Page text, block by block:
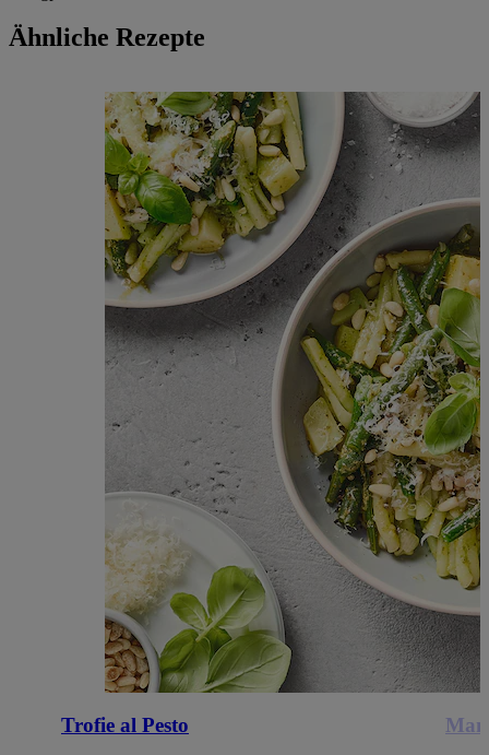
Ähnliche Rezepte
Trofie al Pesto